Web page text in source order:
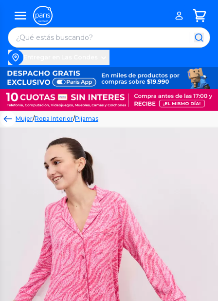
Mujer/Ropa Interior/Pijamas